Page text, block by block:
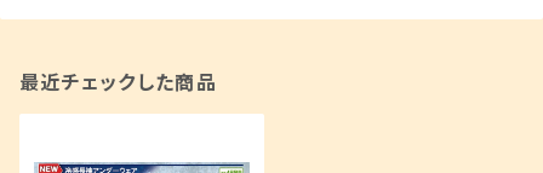
最近チェックした商品